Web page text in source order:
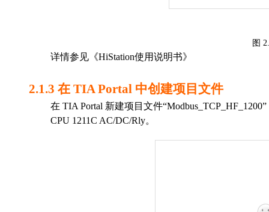
图
详情参见《HiStation使用说明书》
2.1.3 在 TIA Portal 中创建项目文件
在 TIA Portal 新建项目文件“Modbus_TCP_HF_1200
CPU 1 211C AC/DC/Rly。